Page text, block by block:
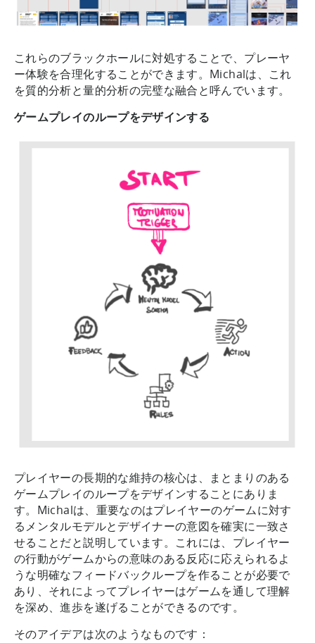
これらのブラックホールに対処することで、プレーヤ
ー体験を合理化することができます。Michalは、これ
を質的分析と量的分析の完璧な融合と呼んでいます。
ゲームプレイのループをデザインする
プレイヤーの長期的な維持の核心は、まとまりのある
ゲームプレイのループをデザインすることにありま
す。Michalは、重要なのはプレイヤーのゲームに対す
るメンタルモデルとデザイナーの意図を確実に一致さ
せることだと説明しています。これには、プレイヤー
の行動がゲームからの意味のある反応に応えられるよ
うな明確なフィードバックループを作ることが必要で
あり、それによってプレイヤーはゲームを通して理解
を深め、進歩を遂げることができるのです。
そのアイデアは次のようなものです：